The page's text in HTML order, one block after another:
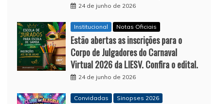
24 de junho de 2026
Institucional Notas Oficiais
Estão abertas as inscrições para o
Corpo de Julgadores do Carnaval
Virtual 2026 da LIESV. Confira o edital.
24 de junho de 2026
Convidadas Sinopses 2026